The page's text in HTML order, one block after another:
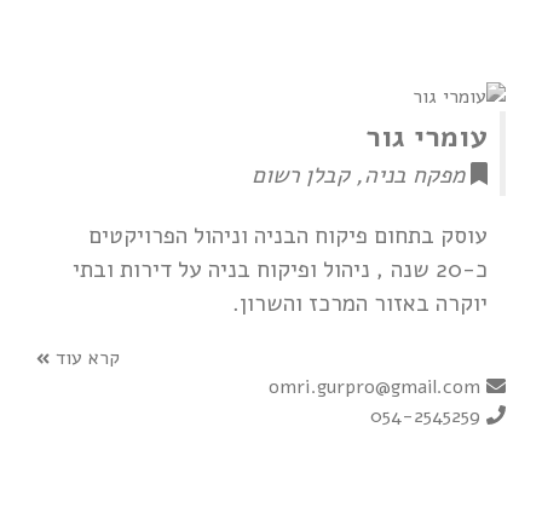
עומרי גור
מפקח בניה, קבלן רשום
עוסק בתחום פיקוח הבניה וניהול הפרויקטים
כ-20 שנה , ניהול ופיקוח בניה על דירות ובתי
יוקרה באזור המרכז והשרון.
קרא עוד